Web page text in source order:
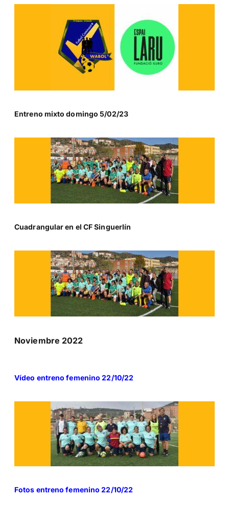
Entreno mixto domingo 5/02/23
Cuadrangular en el CF Singuerlín
Noviembre 2022
Vídeo entreno femenino 22/10/22
Fotos entreno femenino 22/10/22